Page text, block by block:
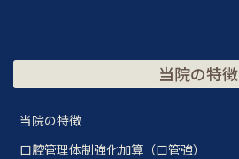
当院の特徴
当院の特徴
口腔管理体制強化加算（口管強）